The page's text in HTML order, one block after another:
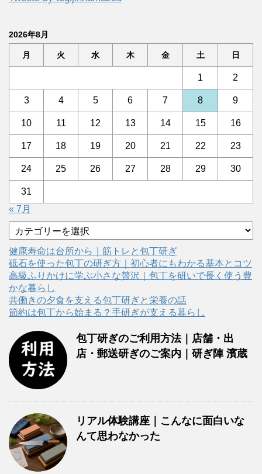
2026年8月
月 火 水 木 金 土 日
1 2
3 4 5 6 7 8 9
10 11 12 13 14 15 16
17 18 19 20 21 22 23
24 25 26 27 28 29 30
31
« 7月
テ
ゴ
リ
ー
健康寿命は台所から｜筋トレと包丁研ぎ
砥石を使った包丁の研ぎ方｜初心者にもわかる基本とコツ
高級ふりかけに学ぶ小さな贅沢｜包丁を研いで長く使う豊
かな暮らし
共働きの夕食を支える包丁研ぎと栄養の話
節約は包丁から始まる？手研ぎが支える暮らし
包丁研ぎのご利用方法｜店舗・出
店・郵送研ぎのご案内｜研ぎ陣 濱蔵
リアル体験講座｜こんなに面白いな
んて思わなかった